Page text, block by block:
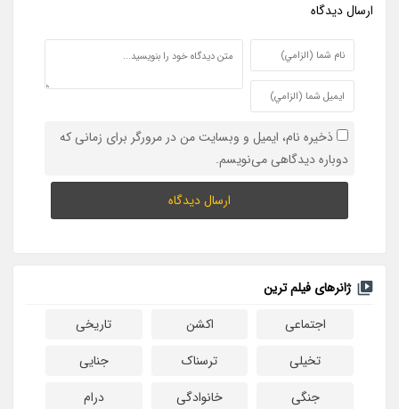
ارسال ديدگاه
ذخیره نام، ایمیل و وبسایت من در مرورگر برای زمانی که
دوباره دیدگاهی می‌نویسم.
ژانرهای فیلم ترین
اجتماعی
اکشن
تاریخی
تخیلی
ترسناک
جنایی
جنگی
خانوادگی
درام